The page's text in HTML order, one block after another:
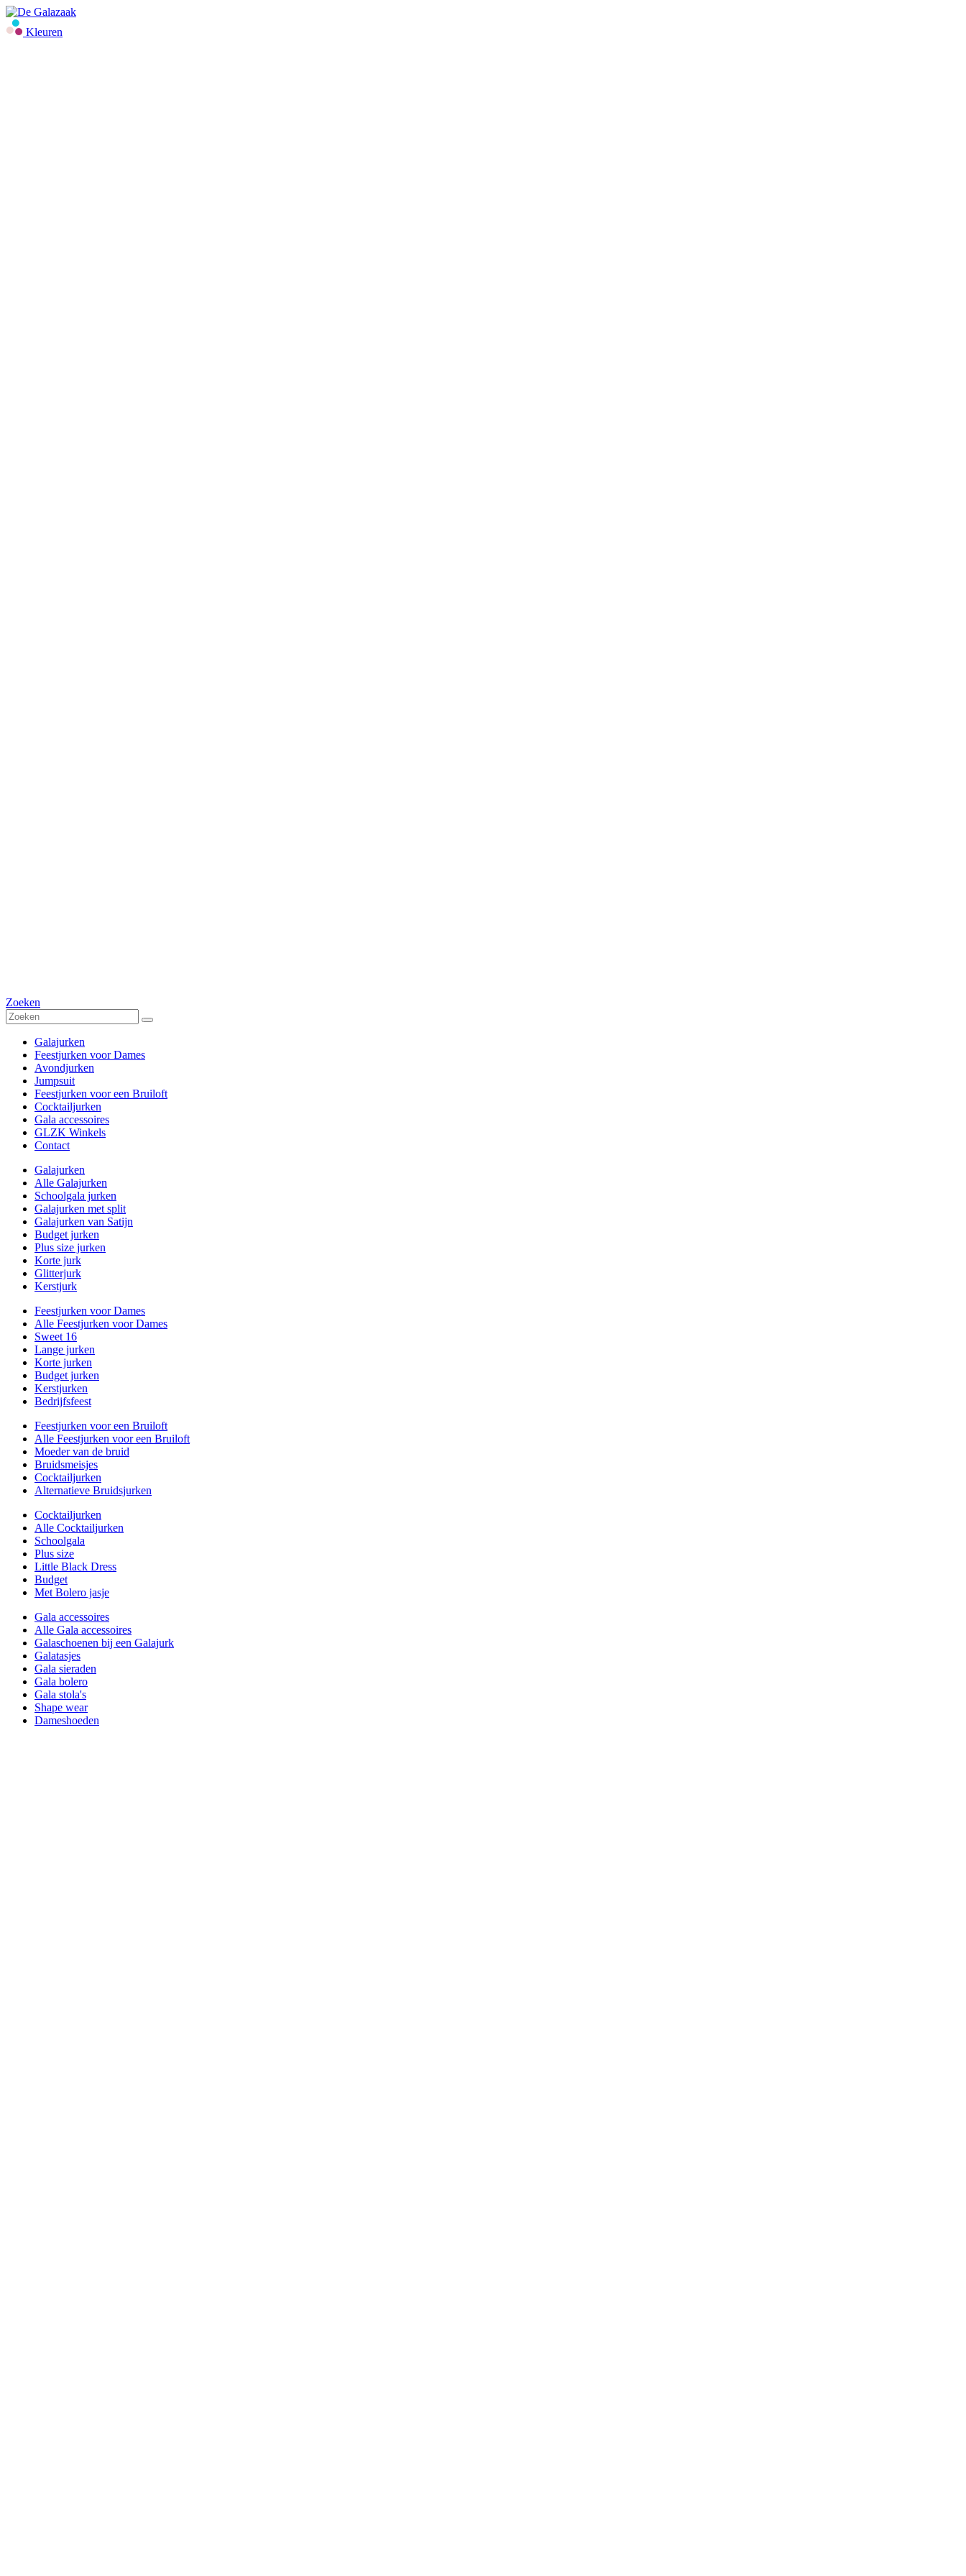
Kleuren
Zoeken
Galajurken
Feestjurken voor Dames
Avondjurken
Jumpsuit
Feestjurken voor een Bruiloft
Cocktailjurken
Gala accessoires
GLZK Winkels
Contact
Galajurken
Alle Galajurken
Schoolgala jurken
Galajurken met split
Galajurken van Satijn
Budget jurken
Plus size jurken
Korte jurk
Glitterjurk
Kerstjurk
Feestjurken voor Dames
Alle Feestjurken voor Dames
Sweet 16
Lange jurken
Korte jurken
Budget jurken
Kerstjurken
Bedrijfsfeest
Feestjurken voor een Bruiloft
Alle Feestjurken voor een Bruiloft
Moeder van de bruid
Bruidsmeisjes
Cocktailjurken
Alternatieve Bruidsjurken
Cocktailjurken
Alle Cocktailjurken
Schoolgala
Plus size
Little Black Dress
Budget
Met Bolero jasje
Gala accessoires
Alle Gala accessoires
Galaschoenen bij een Galajurk
Galatasjes
Gala sieraden
Gala bolero
Gala stola's
Shape wear
Dameshoeden